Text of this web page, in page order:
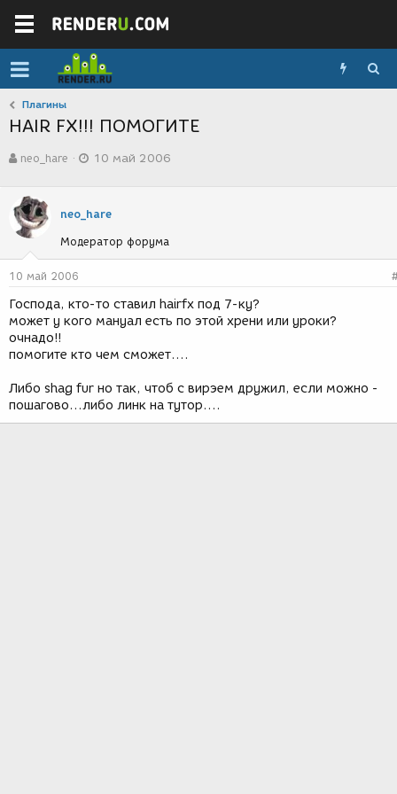
Плагины
HAIR FX!!! ПОМОГИТЕ
в
о
р
т
е
м
ы
neo_hare
а
с
з
д
и
я
10 май 2006
neo_hare
Модератор форума
10 май 2006
Господа, кто-то ставил hairfx под 7-ку?
может у кого мануал есть по этой хрени или уроки?
очнадо!!
помогите кто чем сможет....
Либо shag fur но так, чтоб с вирэем дружил, если можно -
пошагово...либо линк на тутор....